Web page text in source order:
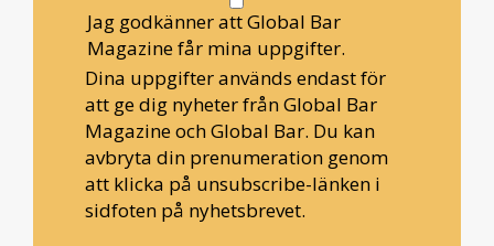
Jag godkänner att Global Bar
Magazine får mina uppgifter.
Dina uppgifter används endast för
att ge dig nyheter från Global Bar
Magazine och Global Bar. Du kan
avbryta din prenumeration genom
att klicka på unsubscribe-länken i
sidfoten på nyhetsbrevet.